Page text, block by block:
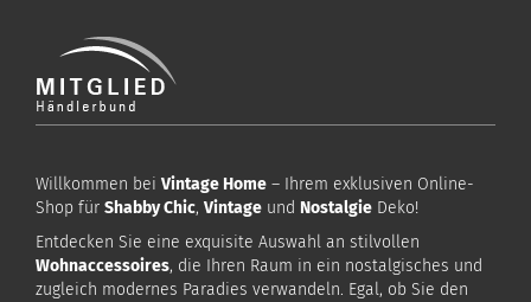
Willkommen bei Vintage Home – Ihrem exklusiven Online-
Shop für Shabby Chic, Vintage und Nostalgie Deko!
Entdecken Sie eine exquisite Auswahl an stilvollen
Wohnaccessoires, die Ihren Raum in ein nostalgisches und
zugleich modernes Paradies verwandeln. Egal, ob Sie den